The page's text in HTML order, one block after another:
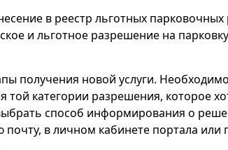
в реестр льготных
и льготное разрешение на
получения новой услуги.
той категории разрешения, которое
способ информирования о
почту, в личном кабинете портала